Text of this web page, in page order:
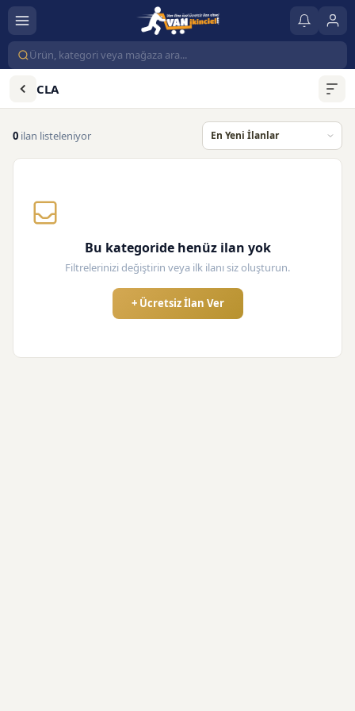
CLA
0 ilan listeleniyor
Bu kategoride henüz ilan yok
Filtrelerinizi değiştirin veya ilk ilanı siz oluşturun.
+ Ücretsiz İlan Ver